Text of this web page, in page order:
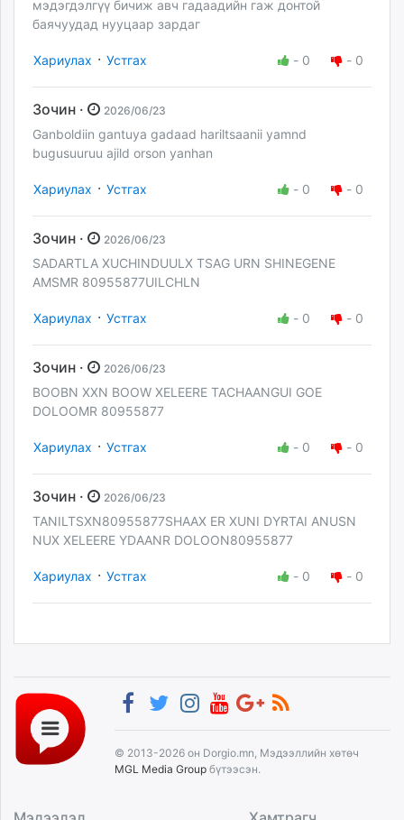
мэдэгдэлгүү бичиж авч гадаадийн гаж донтой
баячуудад нууцаар зардаг
Хариулах · Устгах - 0 - 0
Зочин · 2026/06/23
Ganboldiin gantuya gadaad hariltsaanii yamnd
bugusuuruu ajild orson yanhan
Хариулах · Устгах - 0 - 0
Зочин · 2026/06/23
SADARTLA XUCHINDUULX TSAG URN SHINEGENE
AMSMR 80955877UILCHLN
Хариулах · Устгах - 0 - 0
Зочин · 2026/06/23
BOOBN XXN BOOW XELEERE TACHAANGUI GOE
DOLOOMR 80955877
Хариулах · Устгах - 0 - 0
Зочин · 2026/06/23
TANILTSXN80955877SHAAX ER XUNI DYRTAI ANUSN
NUX XELEERE YDAANR DOLOON80955877
Хариулах · Устгах - 0 - 0
© 2013-2026 он Dorgio.mn, Мэдээллийн хөтөч
MGL Media Group бүтээсэн.